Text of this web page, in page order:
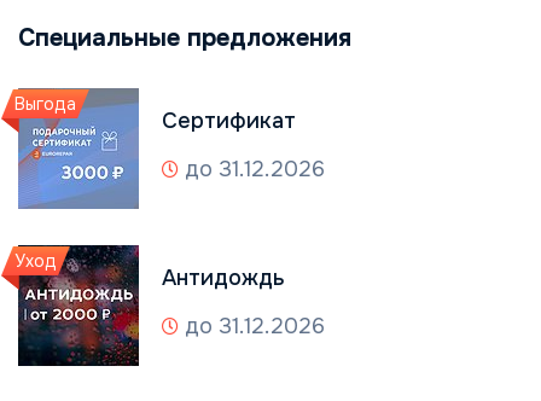
Специальные предложения
Выгода
Сертификат
до 31.12.2026
Уход
Антидождь
до 31.12.2026